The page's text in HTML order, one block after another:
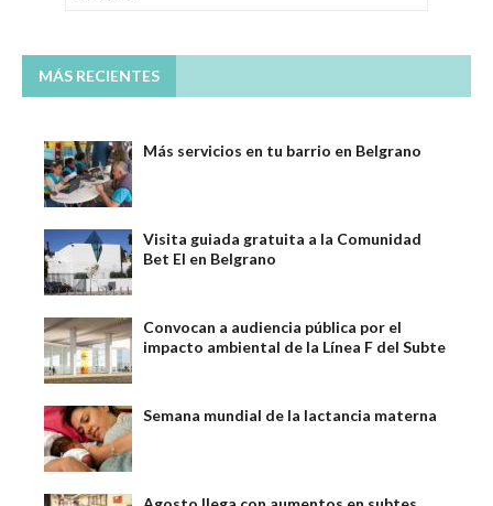
MÁS RECIENTES
Más servicios en tu barrio en Belgrano
Visita guiada gratuita a la Comunidad
Bet El en Belgrano
Convocan a audiencia pública por el
impacto ambiental de la Línea F del Subte
Semana mundial de la lactancia materna